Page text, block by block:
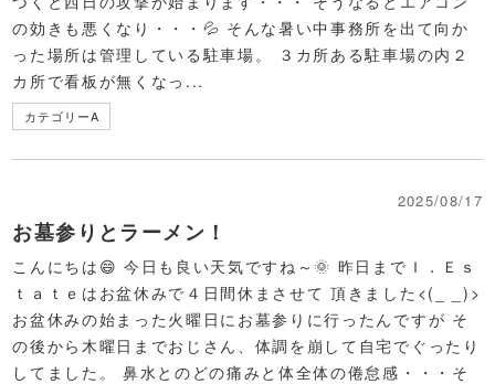
の効きも悪くなり・・・💦 そんな暑い中事務所を出て向か
った場所は管理している駐車場。 ３カ所ある駐車場の内２
カ所で看板が無くなっ...
カテゴリーA
2025/08/17
お墓参りとラーメン！
こんにちは😄 今日も良い天気ですね～🌞 昨日までＩ．Ｅｓ
ｔａｔｅはお盆休みで４日間休まさせて 頂きました<(_ _)>
お盆休みの始まった火曜日にお墓参りに行ったんですが そ
の後から木曜日までおじさん、体調を崩して自宅でぐったり
してました。 鼻水とのどの痛みと体全体の倦怠感・・・そ